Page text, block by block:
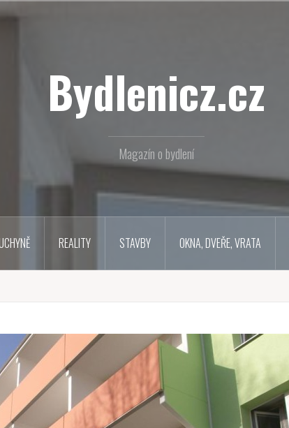
Bydlenicz.cz
Magazín o bydlení
REALITY STAVBY OKNA, DVEŘE, VRATA